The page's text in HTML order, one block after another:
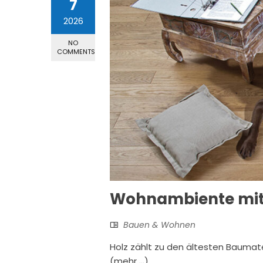
7
2026
NO
COMMENTS
Wohnambiente
Bauen & Wohnen
Holz zählt zu den ältesten